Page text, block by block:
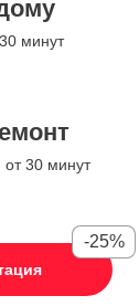
минут
30 минут
-25%